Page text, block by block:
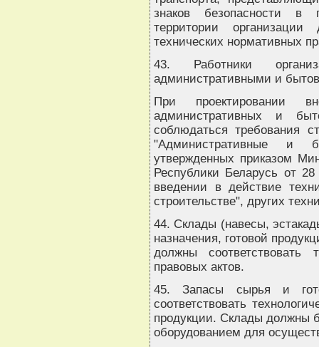
знаков безопасности в
территории организации
технических нормативных
43. Работники
административными и
При проектировании
административных и
соблюдаться требования
"Административные и
утвержденных приказом
Республики Беларусь от
введении в действие
строительстве", других
44. Склады (навесы,
назначения, готовой
должны соответствовать
правовых актов.
45. Запасы сырья и
соответствовать
продукции. Склады должны
оборудованием для